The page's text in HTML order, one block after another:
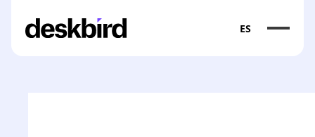
ES